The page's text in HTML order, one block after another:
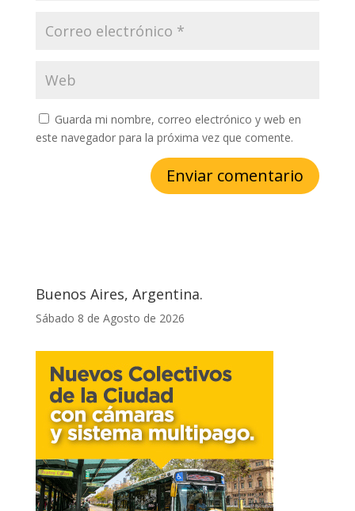
Guarda mi nombre, correo electrónico y web en
este navegador para la próxima vez que comente.
Buenos Aires, Argentina.
Sábado 8 de Agosto de 2026